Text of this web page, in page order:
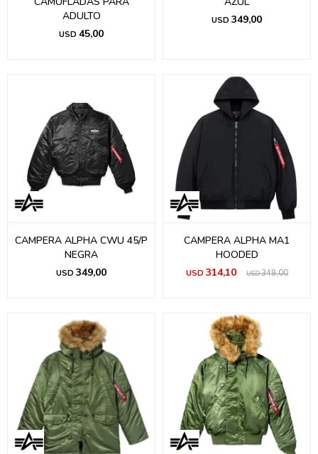
ADULTO
USD 45,00
USD 349,00
CAMPERA ALPHA CWU 45/P
NEGRA
USD 349,00
CAMPERA ALPHA MA1
HOODED
USD 314,10 USD349,00